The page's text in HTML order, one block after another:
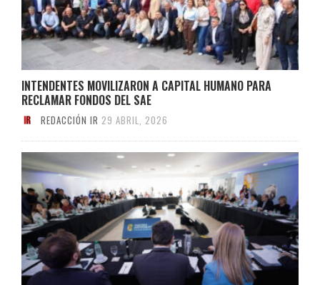
INTENDENTES MOVILIZARON A CAPITAL HUMANO PARA
RECLAMAR FONDOS DEL SAE
REDACCIÓN IR 29 ABRIL, 2026